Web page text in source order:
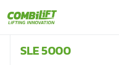
SLE 5000